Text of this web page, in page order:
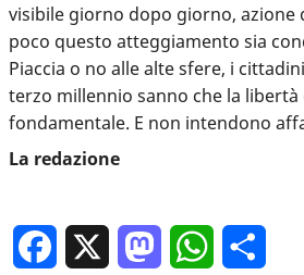
visibile giorno dopo giorno, azione
poco questo atteggiamento sia
Piaccia o no alle alte sfere, i
terzo millennio sanno che la
fondamentale. E non intendono
La redazione
Facebook MastodonWhatsApp